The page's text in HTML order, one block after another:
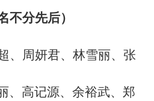
不分先后）
、周妍君、林雪丽、张
、高记源、余裕武、郑